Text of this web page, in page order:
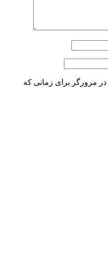
مرورگر برای زمانی که